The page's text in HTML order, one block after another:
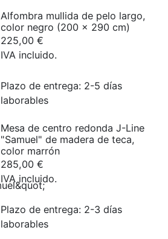
Alfombra mullida de pelo largo,
color negro (200 x 290 cm)
225,00€
IVA incluido.
Plazo de entrega: 2-5 días
laborables
Mesa de centro redonda J-Line
"Samuel" de madera de teca,
color marrón
285,00€
IVA incluido.
Plazo de entrega: 2-3 días
laborables